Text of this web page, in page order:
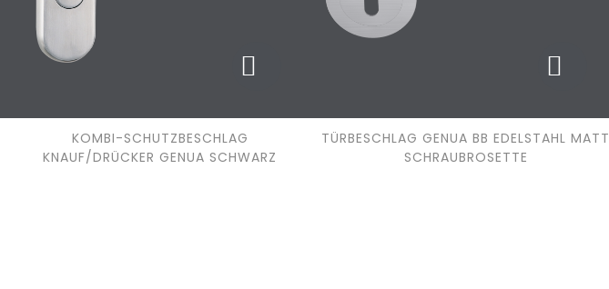
KOMBI-SCHUTZBESCHLAG
KNAUF/DRÜCKER GENUA SCHWARZ
TÜRBESCHLAG GENUA BB EDELSTAHL MATT
SCHRAUBROSETTE